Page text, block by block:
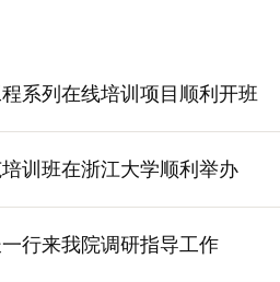
系列在线培训项目顺利开班
训班在浙江大学顺利举办
行来我院调研指导工作